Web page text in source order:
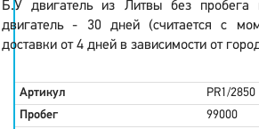
Б.У двигатель из Литвы без
двигатель - 30 дней (считается с
доставки от 4 дней в зависимости от
Артикул
PR1/2850
Пробег
99000